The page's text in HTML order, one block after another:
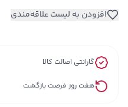
افزودن به لیست علاقه‌مندی
گارانتی اصالت کالا
هفت روز فرصت بازگشت